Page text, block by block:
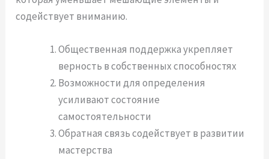
содействует вниманию.
Общественная поддержка укрепляет
верность в собственных способностях
Возможности для определения
усиливают состояние
самостоятельности
Обратная связь содействует в развитии
мастерства